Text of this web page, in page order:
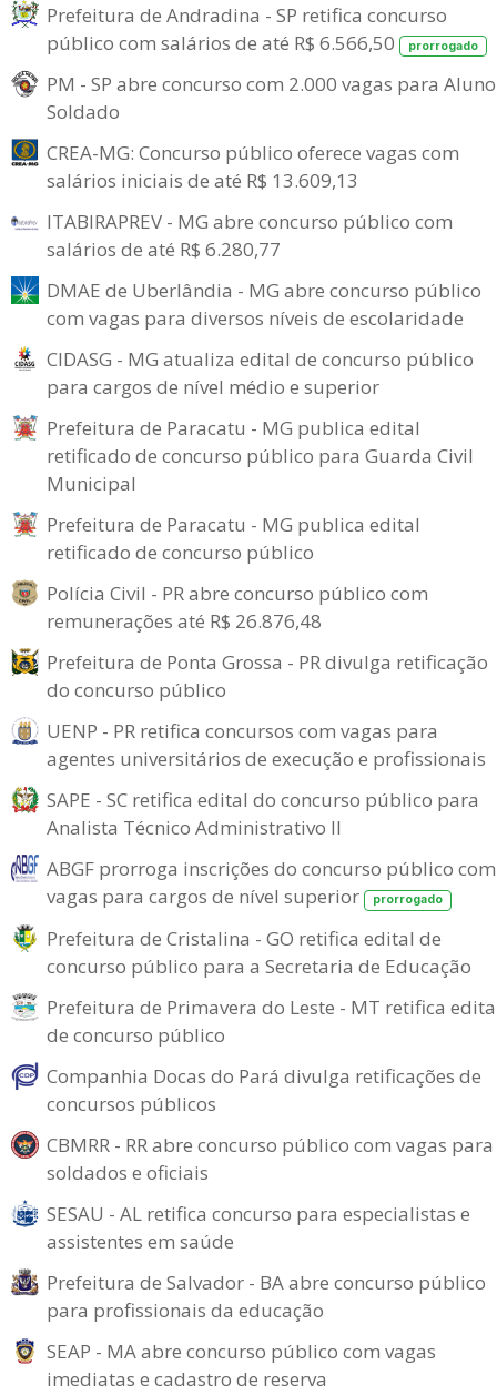
Prefeitura de Andradina - SP retifica concurso
público com salários de até R$ 6.566,50
prorrogado
PM - SP abre concurso com 2.000 vagas para
Soldado
CREA-MG: Concurso público oferece vagas com
salários iniciais de até R$ 13.609,13
ITABIRAPREV - MG abre concurso público com
salários de até R$ 6.280,77
DMAE de Uberlândia - MG abre concurso público
com vagas para diversos níveis de escolaridade
CIDASG - MG atualiza edital de concurso público
para cargos de nível médio e superior
Prefeitura de Paracatu - MG publica edital
retificado de concurso público para Guarda Civil
Municipal
Prefeitura de Paracatu - MG publica edital
retificado de concurso público
Polícia Civil - PR abre concurso público com
remunerações até R$ 26.876,48
Prefeitura de Ponta Grossa - PR divulga retificação
do concurso público
UENP - PR retifica concursos com vagas para
agentes universitários de execução e profissionais
SAPE - SC retifica edital do concurso público para
Analista Técnico Administrativo II
ABGF prorroga inscrições do concurso público com
vagas para cargos de nível superior
prorrogado
Prefeitura de Cristalina - GO retifica edital de
concurso público para a Secretaria de Educação
Prefeitura de Primavera do Leste - MT retifica
de concurso público
Companhia Docas do Pará divulga retificações de
concursos públicos
CBMRR - RR abre concurso público com vagas para
soldados e oficiais
SESAU - AL retifica concurso para especialistas e
assistentes em saúde
Prefeitura de Salvador - BA abre concurso público
para profissionais da educação
SEAP - MA abre concurso público com vagas
imediatas e cadastro de reserva